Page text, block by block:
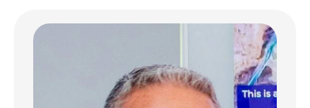
chambres, dont une en suite avec sa propre
salle de bain. Une salle de bain et toilettes
communes sont également disponibles. Le
grand séjour, avec salon, salle à manger et
cuisine, est agrémenté de belles baies